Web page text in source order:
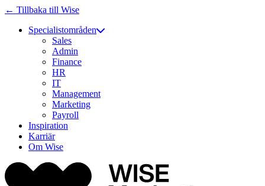
← Tillbaka till Wise
Specialistområden
Sales
Admin
Finance
HR
IT
Management
Marketing
Payroll
Inspiration
Karriär
Om Wise